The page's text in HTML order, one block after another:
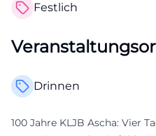
Festlich
Drinnen
100 Jahre KLJB Ascha: Vier